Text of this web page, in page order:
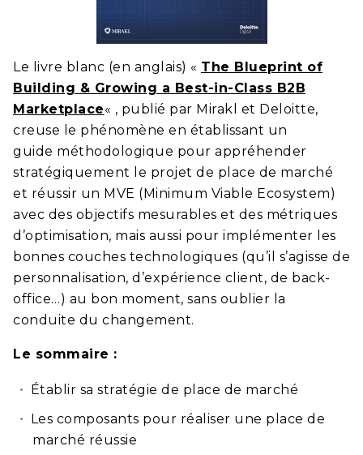
Le livre blanc (en anglais) « The Blueprint of
Building & Growing a Best-in-Class B2B
Marketplace« , publié par Mirakl et Deloitte,
creuse le phénomène en établissant un
guide méthodologique pour appréhender
stratégiquement le projet de place de marché
et réussir un MVE (Minimum Viable Ecosystem)
avec des objectifs mesurables et des métriques
d’optimisation, mais aussi pour implémenter les
bonnes couches technologiques (qu’il s’agisse de
personnalisation, d’expérience client, de back-
office…) au bon moment, sans oublier la
conduite du changement.
Le sommaire :
Établir sa stratégie de place de marché
Les composants pour réaliser une place de
marché réussie